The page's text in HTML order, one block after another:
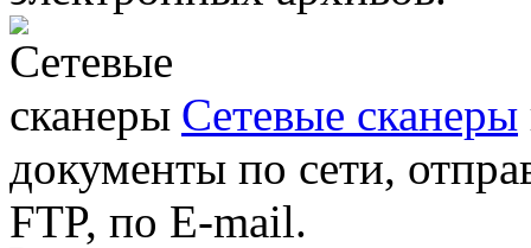
Сетевые сканеры
документы по сети,
FTP, по E-mail.